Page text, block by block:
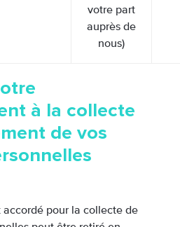
votre part
auprès de
nous)
à la collecte
de vos
pour la collecte de